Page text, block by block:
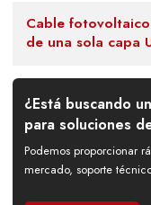
Cable
de una sola capa
¿Está buscando
para soluciones
Podemos proporcionar
mercado, soporte